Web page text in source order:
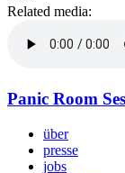
Related media:
Panic Room
über
presse
jobs